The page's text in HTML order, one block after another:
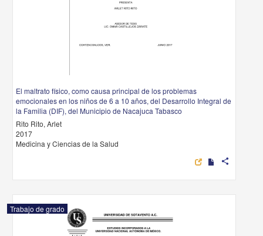
El maltrato físico, como causa principal de los problemas
emocionales en los niños de 6 a 10 años, del Desarrollo Integral de
la Familia (DIF), del Municipio de Nacajuca Tabasco
Rito Rito, Arlet
2017
Medicina y Ciencias de la Salud
share
Trabajo de grado